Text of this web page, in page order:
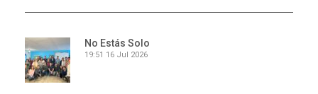
No Estás Solo
19:51 16 Jul 2026